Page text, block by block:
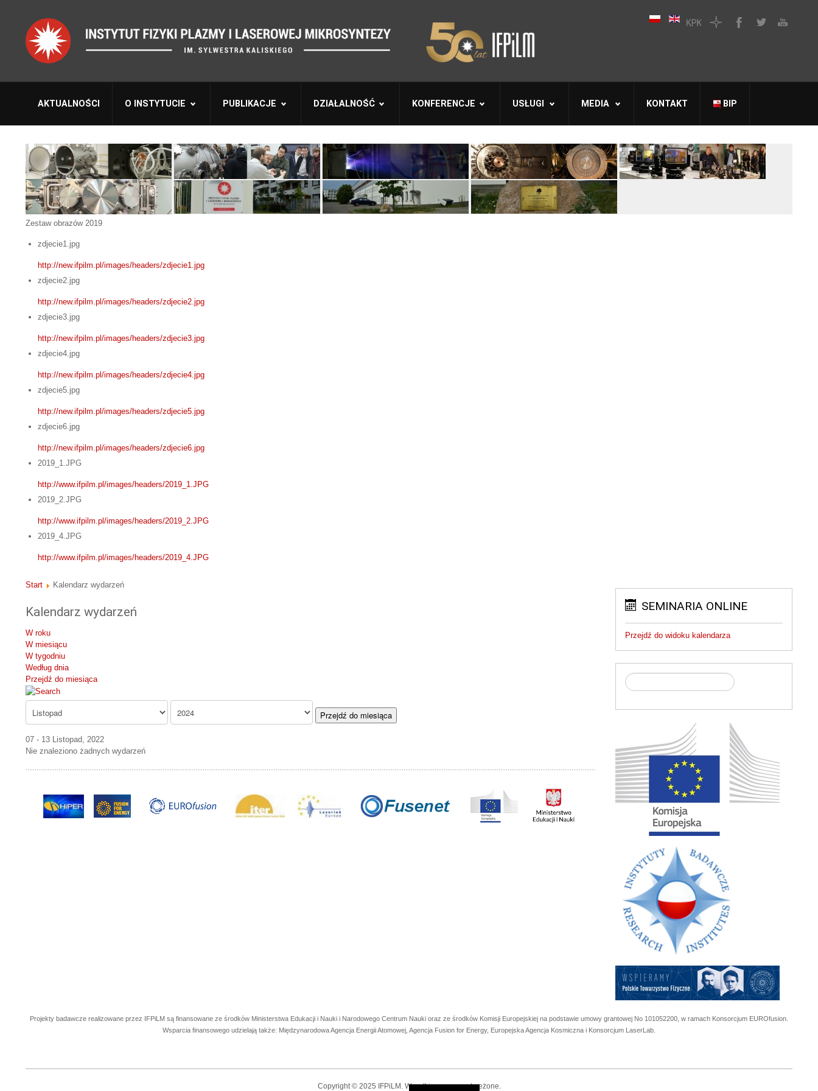
AKTUALNOŚCI O INSTYTUCIE PUBLIKACJE DZIAŁALNOŚĆ KONFERENCJE USŁUGI MEDIA KONTAKT BIP
Zestaw obrazów 2019
zdjecie1.jpg
http://new.ifpilm.pl/images/headers/zdjecie1.jpg
zdjecie2.jpg
http://new.ifpilm.pl/images/headers/zdjecie2.jpg
zdjecie3.jpg
http://new.ifpilm.pl/images/headers/zdjecie3.jpg
zdjecie4.jpg
http://new.ifpilm.pl/images/headers/zdjecie4.jpg
zdjecie5.jpg
http://new.ifpilm.pl/images/headers/zdjecie5.jpg
zdjecie6.jpg
http://new.ifpilm.pl/images/headers/zdjecie6.jpg
2019_1.JPG
http://www.ifpilm.pl/images/headers/2019_1.JPG
2019_2.JPG
http://www.ifpilm.pl/images/headers/2019_2.JPG
2019_4.JPG
http://www.ifpilm.pl/images/headers/2019_4.JPG
Start Kalendarz wydarzeń
Kalendarz wydarzeń
W roku
W miesiącu
W tygodniu
Według dnia
Przejdź do miesiąca
Przejdź do miesiąca
07 - 13 Listopad, 2022
Nie znaleziono żadnych wydarzeń
SEMINARIA ONLINE
Przejdź do widoku kalendarza
Projekty badawcze realizowane przez IFPiLM są finansowane ze środków Ministerstwa Edukacji i Nauki i Narodowego Centrum Nauki oraz ze środków Komisji Europejskiej na podstawie umowy grantowej No 101052200, w ramach Konsorcjum EUROfusion.
Wsparcia finansowego udzielają także: Międzynarodowa Agencja Energii Atomowej, Agencja Fusion for Energy, Europejska Agencja Kosmiczna i Konsorcjum LaserLab.
Copyright © 2025 IFPiLM. Wszelkie prawa zastrzeżone.